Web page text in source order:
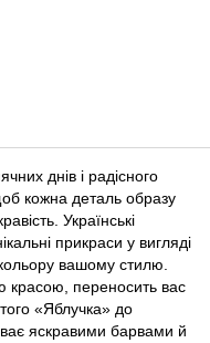
днів і радісного
кожна деталь образу
Українські
прикраси у вигляді
вашому стилю.
красою, переносить вас
«Яблучка» до
яскравими барвами й